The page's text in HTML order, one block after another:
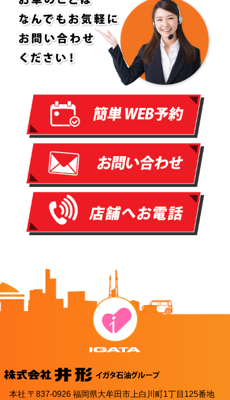
本社 〒837-0926 福岡県大牟田市上白川町1丁目125番地